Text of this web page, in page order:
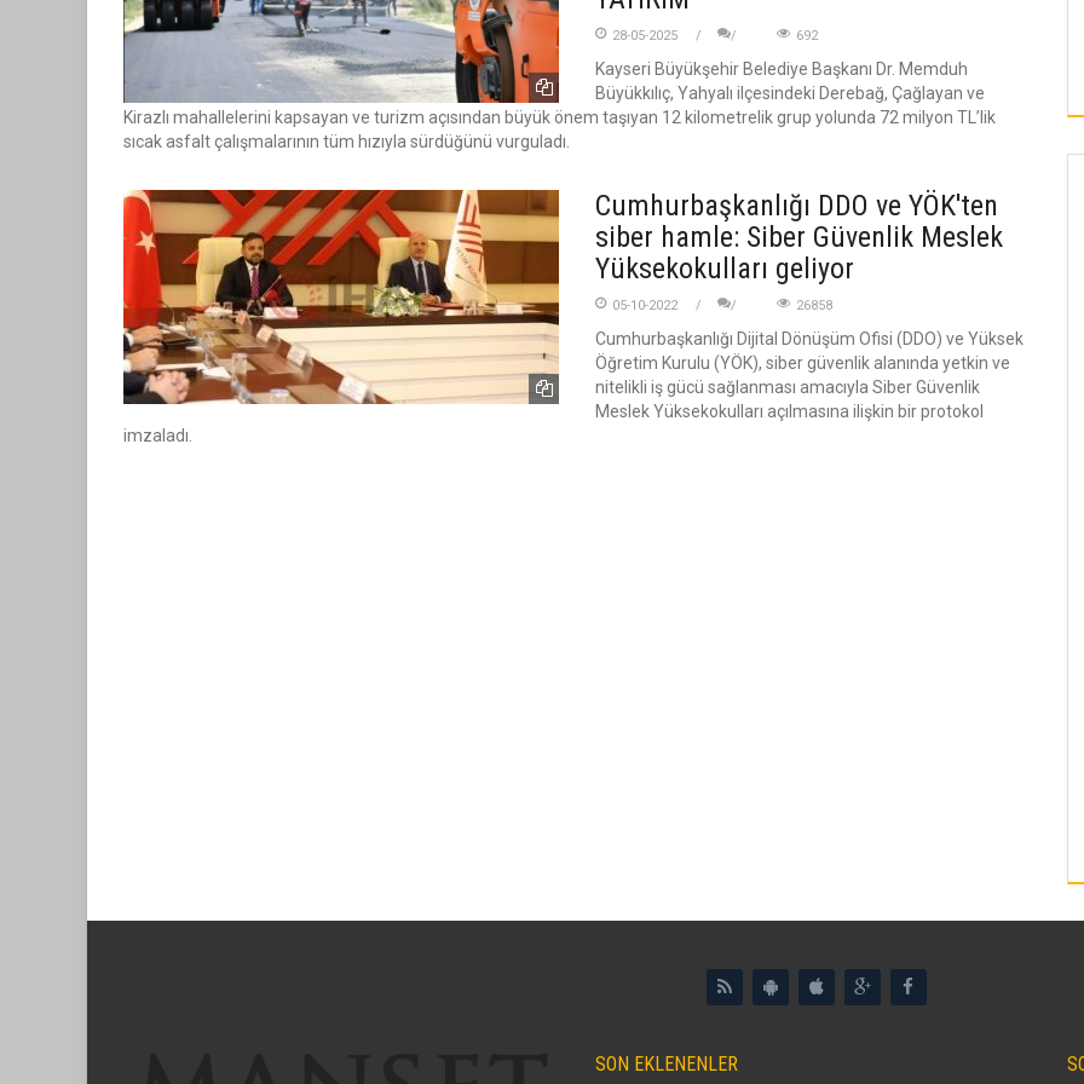
28-05-2025 692
Kayseri Büyükşehir Belediye Başkanı Dr. Memduh
Büyükkılıç, Yahyalı ilçesindeki Derebağ, Çağlayan ve
Kirazlı mahallelerini kapsayan ve turizm açısından büyük önem taşıyan 12 kilometrelik grup yolunda 72 milyon TL’lik
sıcak asfalt çalışmalarının tüm hızıyla sürdüğünü vurguladı.
Cumhurbaşkanlığı DDO ve YÖK'ten
siber hamle: Siber Güvenlik Meslek
Yüksekokulları geliyor
05-10-2022 26858
Cumhurbaşkanlığı Dijital Dönüşüm Ofisi (DDO) ve Yüksek
Öğretim Kurulu (YÖK), siber güvenlik alanında yetkin ve
nitelikli iş gücü sağlanması amacıyla Siber Güvenlik
Meslek Yüksekokulları açılmasına ilişkin bir protokol
imzaladı.
BÜYÜKŞEHİR’DEN SAZYOLU CADDESİ’NDE
35 MİLYON TL’LİK ASFALT ÇALIŞMASI
SEYRANI KÜLTÜR VE SANAT FESTIVALI
SON EKLENENLER